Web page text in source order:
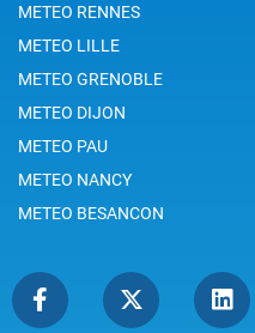
METEO RENNES
METEO LILLE
METEO GRENOBLE
METEO DIJON
METEO PAU
METEO NANCY
METEO BESANCON